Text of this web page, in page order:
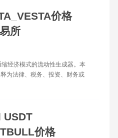
价格
所
经济模式的流动性生成器。本
为法律、税务、投资、财务或
价格